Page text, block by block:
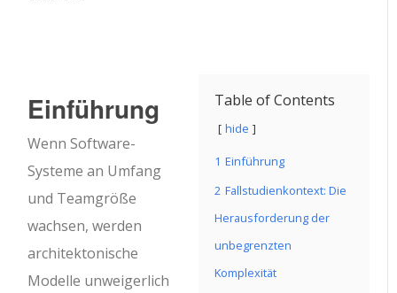
Table of Contents
hide
1 Einführung
2 Fallstudienkontext: Die
Herausforderung der
unbegrenzten
Komplexität
Einführung
Wenn Software-
Systeme an Umfang
und Teamgröße
wachsen, werden
architektonische
Modelle unweigerlich